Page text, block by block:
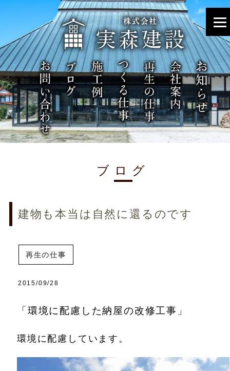
ブログ
建物も本当は自然に還るのです
再生の仕事
2015/09/28
「環境に配慮した納屋の改修工事」
環境に配慮しています。